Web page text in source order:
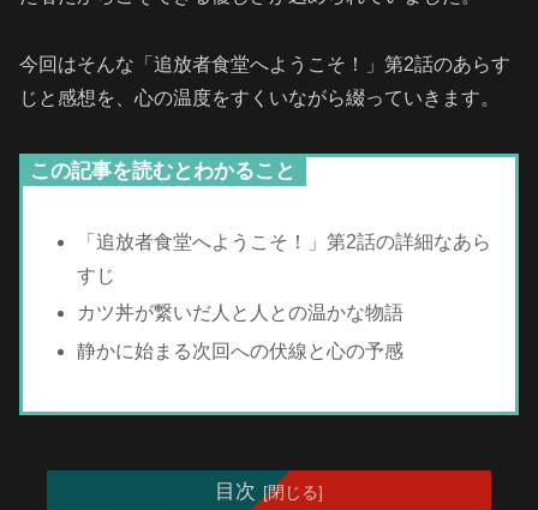
今回はそんな「追放者食堂へようこそ！」第2話のあらす
じと感想を、心の温度をすくいながら綴っていきます。
この記事を読むとわかること
「追放者食堂へようこそ！」第2話の詳細なあら
すじ
カツ丼が繋いだ人と人との温かな物語
静かに始まる次回への伏線と心の予感
目次